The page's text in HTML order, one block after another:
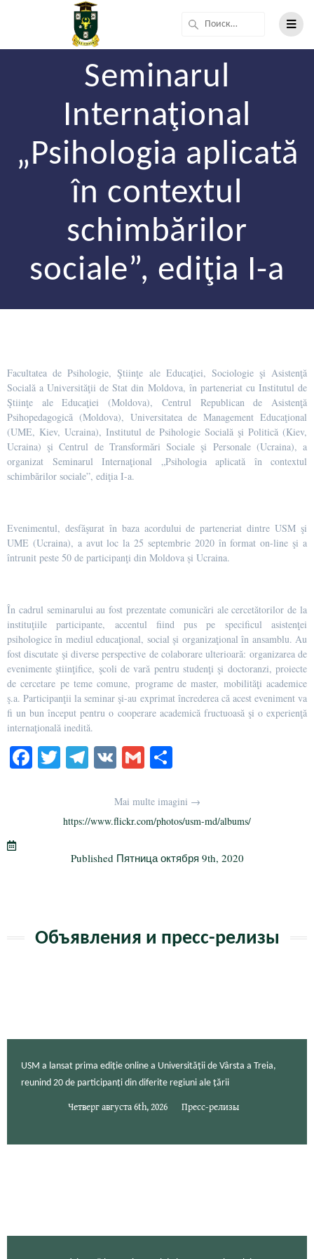
Seminarul
Internaţional
„Psihologia aplicată
în contextul
schimbărilor
sociale”, ediţia I-a
Facultatea de Psihologie, Ştiinţe ale Educaţiei, Sociologie şi Asistenţă
Socială a Universităţii de Stat din Moldova, în parteneriat cu Institutul de
Ştiinţe ale Educaţiei (Moldova), Centrul Republican de Asistenţă
Psihopedagogică (Moldova), Universitatea de Management Educaţional
(UME, Kiev, Ucraina), Institutul de Psihologie Socială şi Politică (Kiev,
Ucraina) şi Centrul de Transformări Sociale şi Personale (Ucraina), a
organizat Seminarul Internaţional „Psihologia aplicată în contextul
schimbărilor sociale”, ediţia I-a.
Evenimentul, desfăşurat în baza acordului de parteneriat dintre USM şi
UME (Ucraina), a avut loc la 25 septembrie 2020 în format on-line şi a
întrunit peste 50 de participanţi din Moldova și Ucraina.
În cadrul seminarului au fost prezentate comunicări ale cercetătorilor de la
instituţiile participante, accentul fiind pus pe specificul asistenţei
psihologice în mediul educaţional, social și organizaţional în ansamblu. Au
fost discutate şi diverse perspective de colaborare ulterioară: organizarea de
evenimente ştiinţifice, şcoli de vară pentru studenţi şi doctoranzi, proiecte
de cercetare pe teme comune, programe de master, mobilităţi academice
ş.a. Participanţii la seminar şi-au exprimat încrederea că acest eveniment va
fi un bun început pentru o cooperare academică fructuoasă şi o experienţă
internaţională inedită.
Fa T
r
Te
a
m
V G
ailр
а
в
и
Mai multe imagini →
https://www.flickr.com/photos/usm-md/albums/
Published Пятница октября 9th, 2020
Объявления и пресс-релизы
USM a lansat prima ediție online a Universității de Vârsta a Treia,
reunind 20 de participanți din diferite regiuni ale țării
Четверг августа 6th, 2026 Пресс-релизы